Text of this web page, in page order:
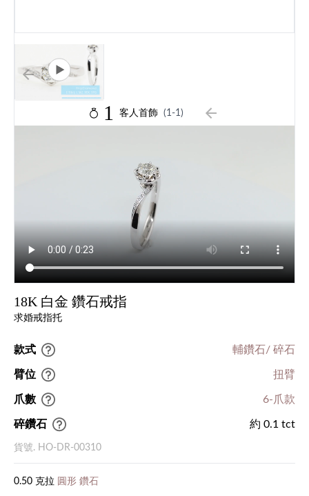
1 客人首飾 (1-1)
18K 白金 鑽石戒指
求婚戒指托
款式 輔鑽石/ 碎石
臂位 扭臂
爪數 6-爪款
碎鑽石 約 0.1 tct
貨號. HO-DR-00310
0.50 克拉 圓形 鑽石